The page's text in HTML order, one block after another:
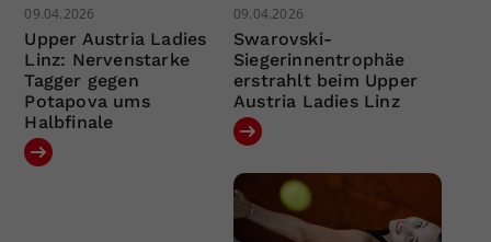
09.04.2026
Upper Austria Ladies
Linz: Nervenstarke
Tagger gegen
Potapova ums
Halbfinale
09.04.2026
Swarovski-
Siegerinnentrophäe
erstrahlt beim Upper
Austria Ladies Linz